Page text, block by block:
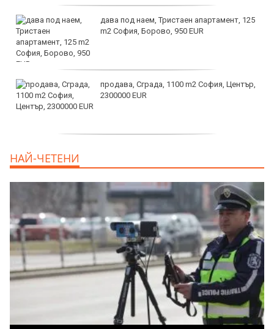
дава под наем, Тристаен апартамент, 125
m2 София, Борово, 950 EUR
продава, Сграда, 1100 m2 София, Център,
2300000 EUR
НАЙ-ЧЕТЕНИ